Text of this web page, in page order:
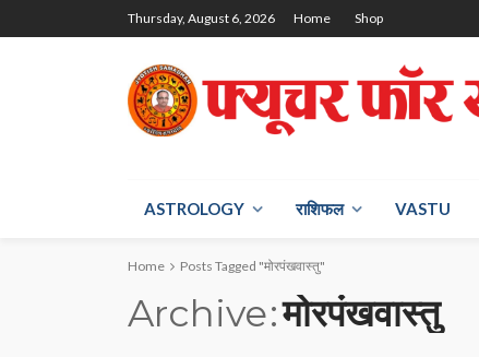
Thursday, August 6, 2026 Home Shop
ASTROLOGY राश‍िफल VASTU
Home Posts Tagged "मोरपंखवास्तु"
Archive मोरपंखवास्तु